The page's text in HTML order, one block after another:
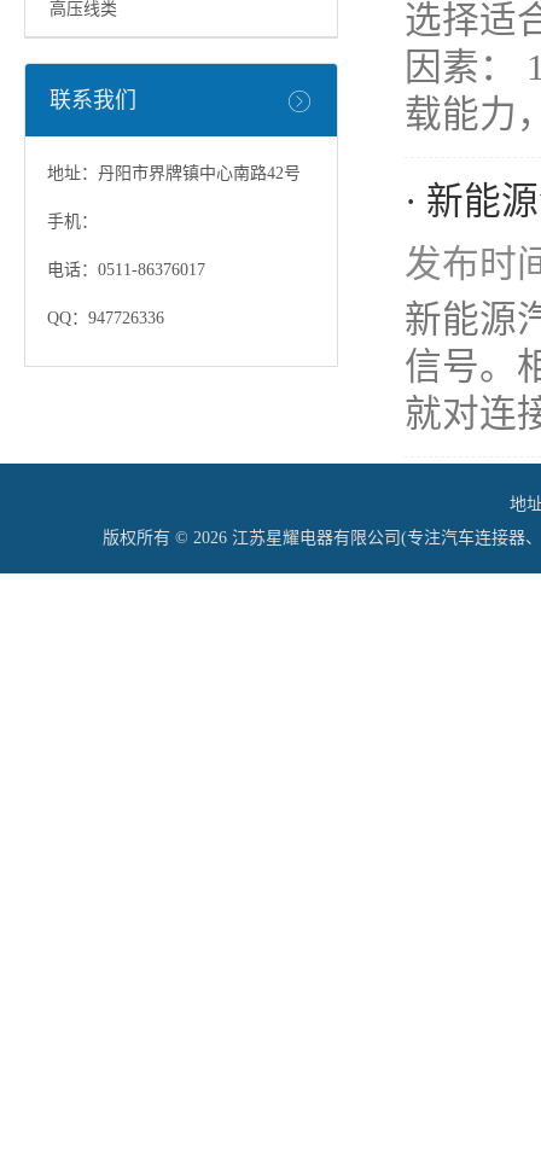
高压线类
联系我们
地址：丹阳市界牌镇中心南路42号
手机：
电话：0511-86376017
QQ：947726336
选择适
因素：
载能力
· 新能
发布时
新能源
信号。
就对连
地
版权所有 © 2026 江苏星耀电器有限公司(专注汽车连接器